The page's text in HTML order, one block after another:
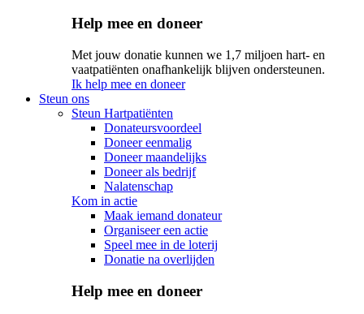
Help mee en doneer
Met jouw donatie kunnen we 1,7 miljoen hart- en
vaatpatiënten onafhankelijk blijven ondersteunen.
Ik help mee en doneer
Steun ons
Steun Hartpatiënten
Donateursvoordeel
Doneer eenmalig
Doneer maandelijks
Doneer als bedrijf
Nalatenschap
Kom in actie
Maak iemand donateur
Organiseer een actie
Speel mee in de loterij
Donatie na overlijden
Help mee en doneer